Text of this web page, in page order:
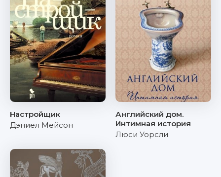
Настройщик
Дэниел Мейсон
Английский дом.
Интимная история
Люси Уорсли